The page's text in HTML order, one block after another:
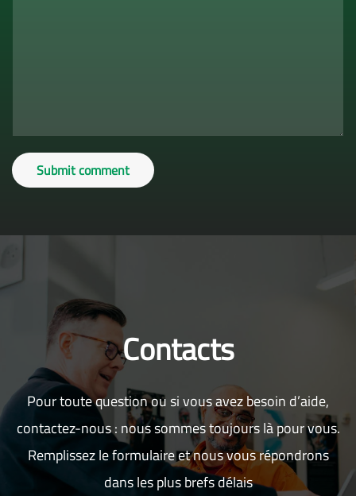
Submit comment
Contacts
Pour toute question ou si vous avez besoin d’aide,
contactez-nous : nous sommes toujours là pour vous.
Remplissez le formulaire et nous vous répondrons
dans les plus brefs délais